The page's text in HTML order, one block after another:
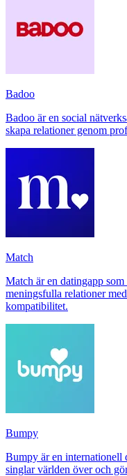
Badoo
Badoo är en social
skapa relationer genom
Match
Match är en datingapp
meningsfulla relationer
kompatibilitet.
Bumpy
Bumpy är en internationell
singlar världen över och